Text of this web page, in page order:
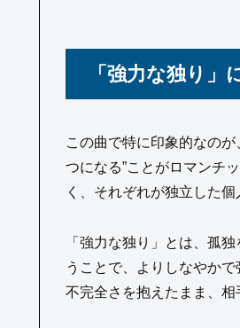
「強力な独り
この曲で特に印象的なの
つになる”ことがロマンチ
く、それぞれが独立した
「強力な独り」とは、孤
うことで、よりしなやか
不完全さを抱えたまま、相